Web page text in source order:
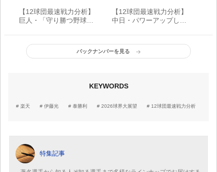
【12球団最速戦力分析】
巨人・「守り勝つ野球」
プでV奪回
【12球団最速戦力分析】
中日・パワーアップした
発陣
バックナンバーを見る
KEYWORDS
楽天 伊藤光 泰勝利 2026球界大展望 12球団最速戦力分析
特集記事